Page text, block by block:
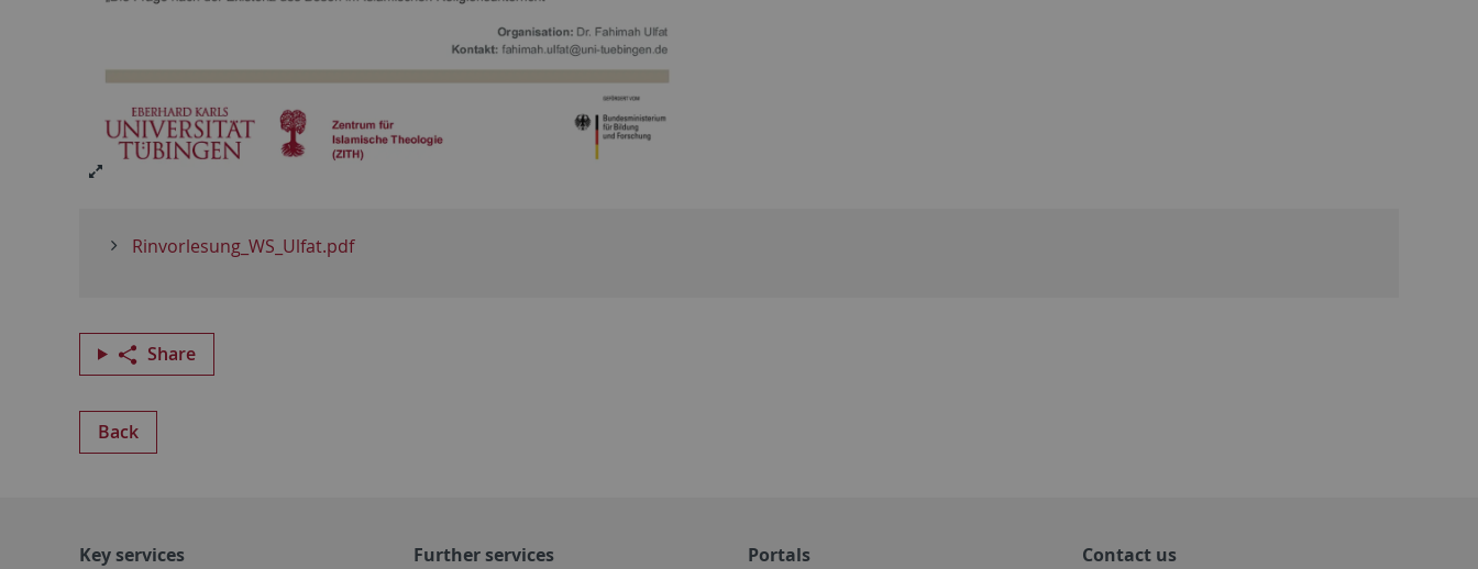
Rinvorlesung_WS_Ulfat.pdf
Share
Back
Key services Further services Portals Contact us